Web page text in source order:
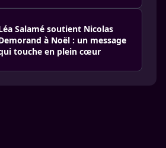
Salamé soutient Nicolas
à Noël : un message
touche en plein cœur